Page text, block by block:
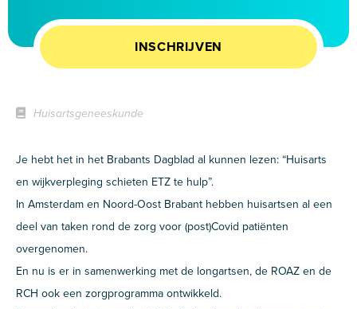
INSCHRIJVEN
Huisartsgeneeskunde
Je hebt het in het Brabants Dagblad al kunnen lezen: “Huisarts
en wijkverpleging schieten ETZ te hulp”.
In Amsterdam en Noord-Oost Brabant hebben huisartsen al een
deel van taken rond de zorg voor (post)Covid patiënten
overgenomen.
En nu is er in samenwerking met de longartsen, de ROAZ en de
RCH ook een zorgprogramma ontwikkeld.